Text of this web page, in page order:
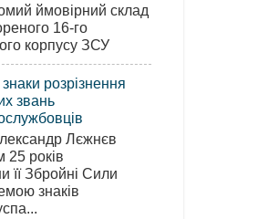
ймовірний склад
16-го
корпусу ЗСУ
розрізнення
звань
Лєжнєв
25 років
її Збройні Сили
знаків